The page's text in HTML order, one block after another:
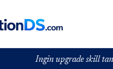
Ingin upgrade skill